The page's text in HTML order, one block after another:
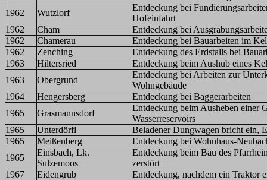
1962
Wutzlorf
Entdeckung bei
Hofeinfahrt
1962
Cham
Entdeckung bei
1962
Chamerau
Entdeckung bei Bauarbeiten im
1962
Zenching
Entdeckung des Erdstalls bei
1963
Hiltersried
Entdeckung beim Aushub eines
1963
Obergrund
Entdeckung bei Arbeiten zur
Wohngebäude
1964
Hengersberg
Entdeckung bei Baggerarbeiten
1965
Grasmannsdorf
Entdeckung beim Ausheben einer
Wasserreservoirs
1965
Unterdörfl
Beladener Dungwagen bricht ein,
1965
Meißenberg
Entdeckung bei Wohnhaus-
1965
Einsbach, Lk.
Sulzemoos
Entdeckung beim Bau des
zerstört
1967
Eidengrub
Entdeckung, nachdem ein Traktor